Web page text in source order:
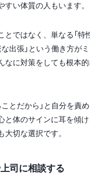
い体質の人もいます。
ではなく、単なる「特
出張」という働き方が
なに対策をしても根本
ことだから」と自分を責
と体のサインに耳を傾
切な選択です。
司に相談する